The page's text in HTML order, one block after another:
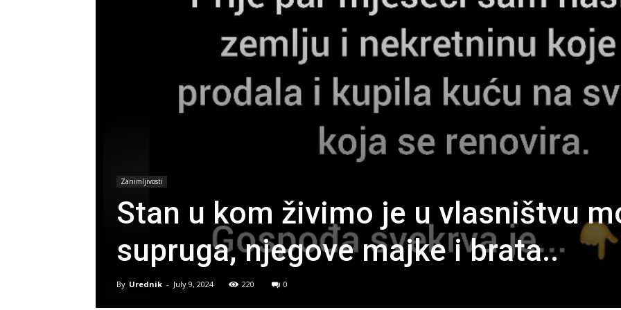
Zanimljivosti
Stan u kom živimo je u vlasništvu
supruga, njegove majke i brata..
By Urednik - July 9, 2024 220 0